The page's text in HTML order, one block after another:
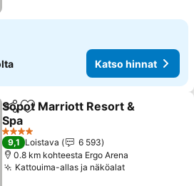
Katso hinnat
Jaa Lisää suosikkeihin
Sopot Marriott Resort &
Spa
Katso hinnat
4 Tähtiluokitus
9,1 Loistava
6 593
0.8 km kohteesta Ergo Arena
Kattouima-allas ja näköalatKatso hinnat